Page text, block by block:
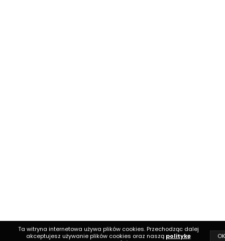
Ta witryna internetowa używa plików cookies. Przechodząc dalej
akceptujesz używanie plików cookies oraz naszą politykę
OK